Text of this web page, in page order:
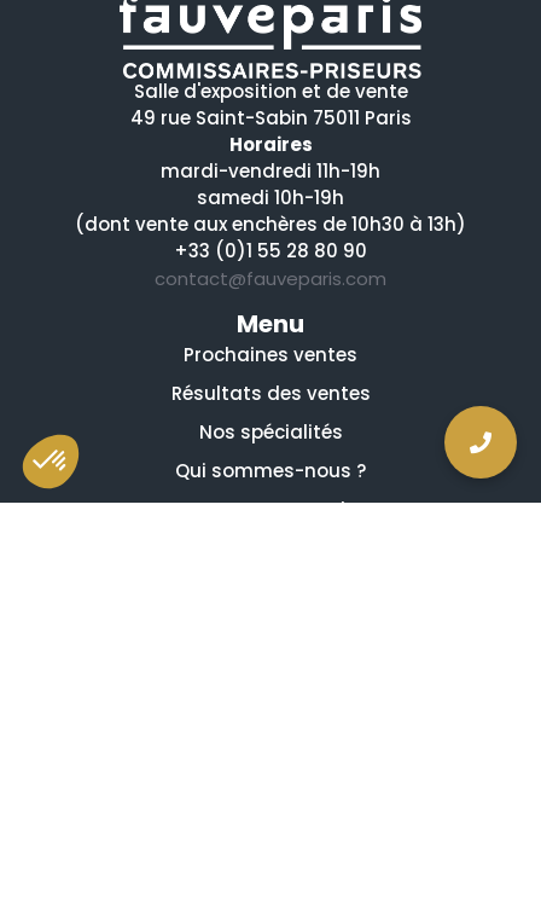
Salle d'exposition et de vente
49 rue Saint-Sabin 75011 Paris
Horaires
mardi-vendredi 11h-19h
samedi 10h-19h
(dont vente aux enchères de 10h30 à 13h)
+33 (0)1 55 28 80 90
contact@fauveparis.com
Menu
Prochaines ventes
Résultats des ventes
Nos spécialités
Qui sommes-nous ?
La presse en parle